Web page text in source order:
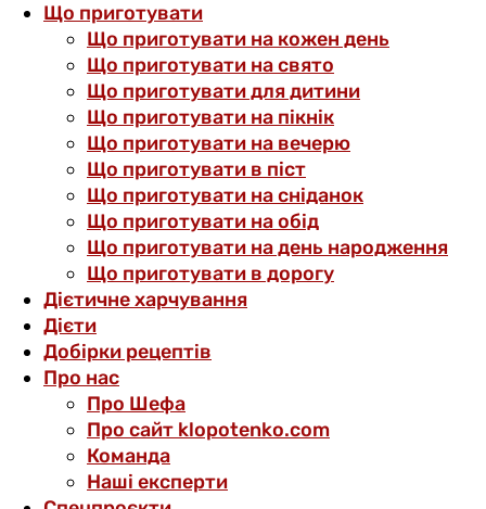
Що приготувати
Що приготувати на кожен день
Що приготувати на свято
Що приготувати для дитини
Що приготувати на пікнік
Що приготувати на вечерю
Що приготувати в піст
Що приготувати на сніданок
Що приготувати на обід
Що приготувати на день народження
Що приготувати в дорогу
Дієтичне харчування
Дієти
Добірки рецептів
Про нас
Про Шефа
Про сайт klopotenko.com
Команда
Наші експерти